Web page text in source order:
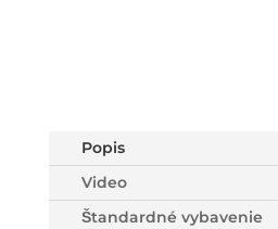
Popis
Video
Štandardné vybavenie